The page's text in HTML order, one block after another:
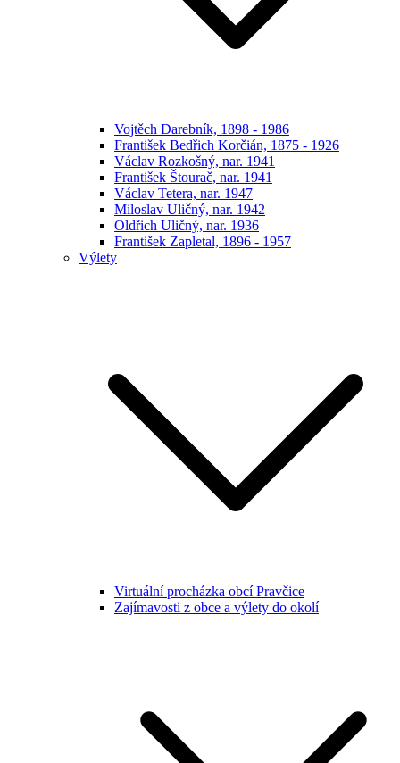
Vojtěch Darebník, 1898 - 1986
František Bedřich Korčián, 1875 - 1926
Václav Rozkošný, nar. 1941
František Štourač, nar. 1941
Václav Tetera, nar. 1947
Miloslav Uličný, nar. 1942
Oldřich Uličný, nar. 1936
František Zapletal, 1896 - 1957
Výlety
Virtuální procházka obcí Pravčice
Zajímavosti z obce a výlety do okolí